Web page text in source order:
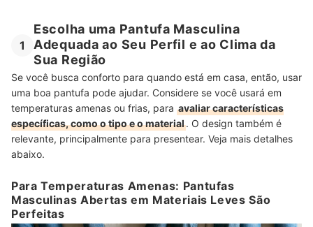
1
Escolha uma Pantufa Masculina
Adequada ao Seu Perfil e ao Clima da
Sua Região
Se você busca conforto para quando está em casa, então, usar
uma boa pantufa pode ajudar. Considere se você usará em
temperaturas amenas ou frias, para avaliar características
específicas, como o tipo e o material. O design também é
relevante, principalmente para presentear. Veja mais detalhes
abaixo.
Para Temperaturas Amenas: Pantufas
Masculinas Abertas em Materiais Leves São
Perfeitas